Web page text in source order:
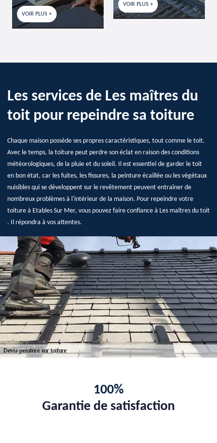
VOIR PLUS + VOIR PLUS +
Les services de Les maîtres du
toit pour repeindre sa toiture
Chaque maison possède ses propres caractéristiques, tout comme le toit.
Avec le temps, la toiture peut perdre son éclat en raison des conditions
météorologiques, de la pluie et du soleil. Il est essentiel de garder le toit
en bon état, car les fuites, les fissures, la peinture écaillée ou les végétaux
nuisibles qui se développent sur le revêtement peuvent entraîner de
nombreux problèmes à l'intérieur de la maison. Pour repeindre votre
toiture à Etables Sur Mer, vous pouvez faire confiance à Les maîtres du toit
. Il répondra à vos attentes.
100%
Garantie de satisfaction